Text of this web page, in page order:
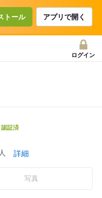
トール アプリで開く
ログイン
認証済
詳細
写真